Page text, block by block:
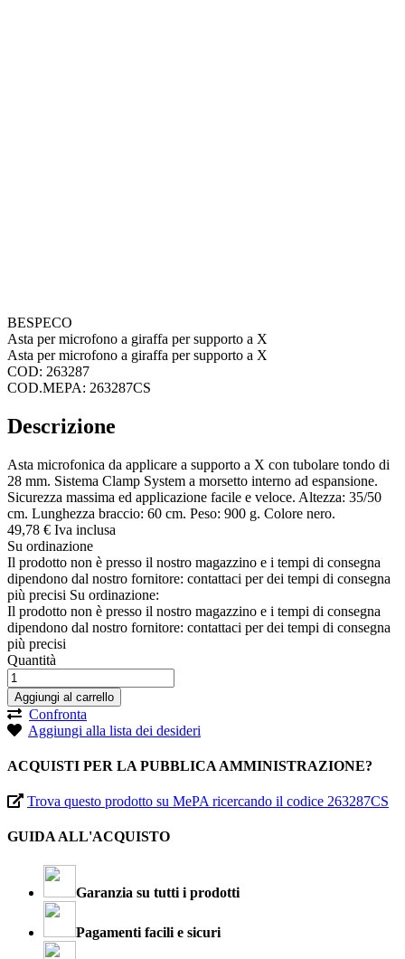
BESPECO
Asta per microfono a giraffa per supporto a X
Asta per microfono a giraffa per supporto a X
COD: 263287
COD.MEPA: 263287CS
Descrizione
Asta microfonica da applicare a supporto a X con tubolare tondo di
28 mm. Sistema Clamp System a morsetto interno ad espansione.
Sicurezza massima ed applicazione facile e veloce. Altezza: 35/50
cm. Lunghezza braccio: 60 cm. Peso: 900 g. Colore nero.
49,78 € Iva inclusa
Su ordinazione
Il prodotto non è presso il nostro magazzino e i tempi di consegna
dipendono dal nostro fornitore: contattaci per dei tempi di consegna
più precisi Su ordinazione:
Il prodotto non è presso il nostro magazzino e i tempi di consegna
dipendono dal nostro fornitore: contattaci per dei tempi di consegna
più precisi
Quantità
Aggiungi al carrello
Confronta
Aggiungi alla lista dei desideri
ACQUISTI PER LA PUBBLICA AMMINISTRAZIONE?
Trova questo prodotto su MePA ricercando il codice 263287CS
GUIDA ALL'ACQUISTO
Garanzia su tutti i prodotti
Pagamenti facili e sicuri